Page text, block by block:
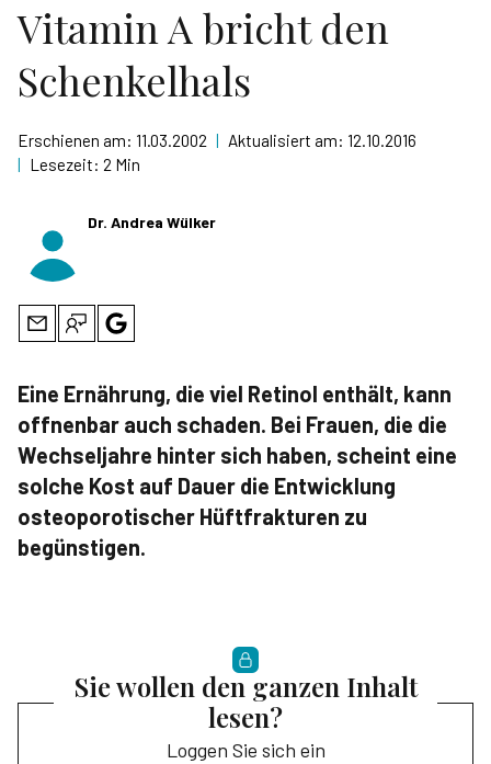
Vitamin A bricht den
Schenkelhals
Erschienen am: 11.03.2002 | Aktualisiert am: 12.10.2016
| Lesezeit: 2 Min
Dr. Andrea Wülker
Eine Ernährung, die viel Retinol enthält, kann
offnenbar auch schaden. Bei Frauen, die die
Wechseljahre hinter sich haben, scheint eine
solche Kost auf Dauer die Entwicklung
osteoporotischer Hüftfrakturen zu
begünstigen.
Sie wollen den ganzen Inhalt
lesen?
Loggen Sie sich ein